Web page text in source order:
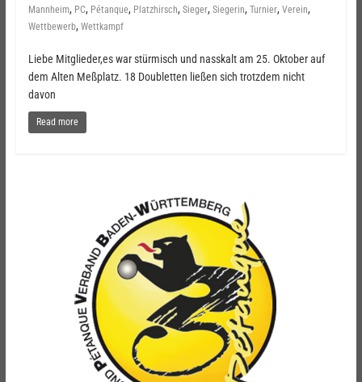
Mannheim, PC, Pétanque, Platzhirsch, Sieger, Siegerin, Turnier, Verein,
Wettbewerb, Wettkampf
Liebe Mitglieder,es war stürmisch und nasskalt am 25. Oktober auf
dem Alten Meßplatz. 18 Doubletten ließen sich trotzdem nicht
davon
Read more